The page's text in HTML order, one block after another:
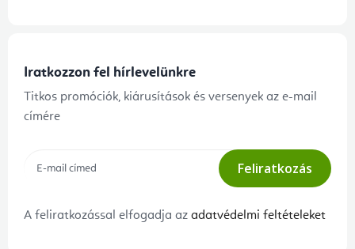
Iratkozzon fel hírlevelünkre
Titkos promóciók, kiárusítások és versenyek az e-mail
címére
Feliratkozás
A feliratkozással elfogadja az adatvédelmi feltételeket